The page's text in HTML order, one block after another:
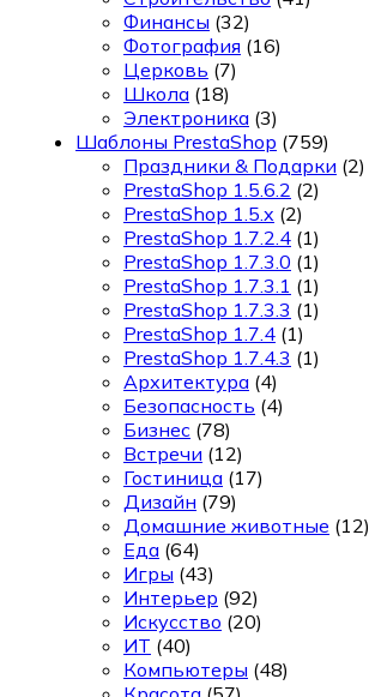
Финансы (32)
Фотография (16)
Церковь (7)
Школа (18)
Электроника (3)
Шаблоны PrestaShop (759)
Праздники & Подарки (2)
PrestaShop 1.5.6.2 (2)
PrestaShop 1.5.x (2)
PrestaShop 1.7.2.4 (1)
PrestaShop 1.7.3.0 (1)
PrestaShop 1.7.3.1 (1)
PrestaShop 1.7.3.3 (1)
PrestaShop 1.7.4 (1)
PrestaShop 1.7.4.3 (1)
Архитектура (4)
Безопасность (4)
Бизнес (78)
Встречи (12)
Гостиница (17)
Дизайн (79)
Домашние животные (12)
Еда (64)
Игры (43)
Интерьер (92)
Искусство (20)
ИТ (40)
Компьютеры (48)